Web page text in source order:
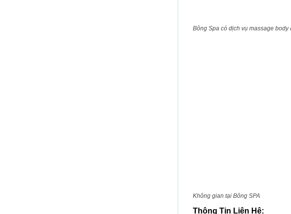
Bông Spa có dịch vụ massage body
Không gian tại Bông SPA
Thông Tin Liên Hệ: